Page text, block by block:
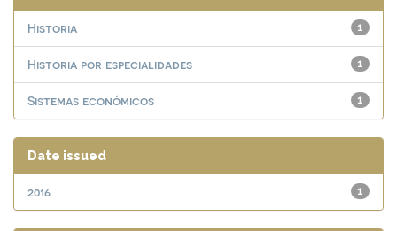
1
Historia
1
Historia por especialidades
1
Sistemas económicos
Date issued
1
2016